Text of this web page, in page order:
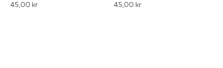
45,00 kr
45,00 kr